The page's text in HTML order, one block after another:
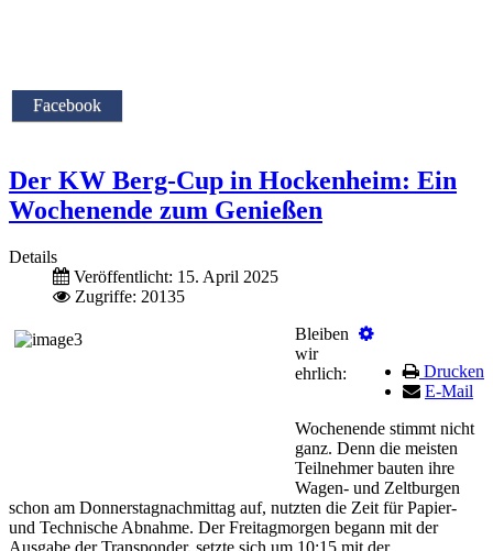
Facebook
Der KW Berg-Cup in Hockenheim: Ein
Wochenende zum Genießen
Details
Veröffentlicht: 15. April 2025
Zugriffe: 20135
Drucken
E-Mail
Bleiben
wir
ehrlich:
Wochenende stimmt nicht
ganz. Denn die meisten
Teilnehmer bauten ihre
Wagen- und Zeltburgen
schon am Donnerstagnachmittag auf, nutzten die Zeit für Papier-
und Technische Abnahme. Der Freitagmorgen begann mit der
Ausgabe der Transponder, setzte sich um 10:15 mit der